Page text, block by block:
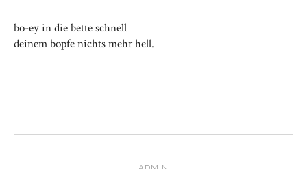
bo-ey in die bette schnell
deinem bopfe nichts mehr hell.